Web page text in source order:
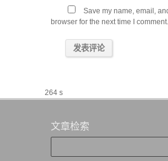
Save my name, email,
browser for the next time I comment.
264 s
文章检索